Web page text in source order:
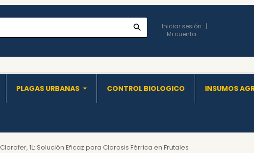
search
Iniciar sesión
Mi cuenta
PLAGAS URBANAS CONTROL BIOLOGICO INSUMOS
Clorofer, 1L: Solución Eficaz para Clorosis Férrica en Frutales